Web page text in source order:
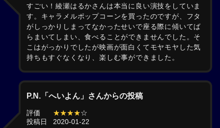
すごい！綾瀬はるかさんは本当に良い演技をしていま
す。キャラメルポップコーンを買ったのですが、フタ
がしっかりしまってなかったせいで座る際に傾いてば
らまいてしまい、食べることができませんでした。そ
こはがっかりでしたが映画が面白くてモヤモヤした気
持ちもすぐなくなり、楽しむ事ができました。
P.N.「へいよん」さんからの投稿
評価 ★★★★☆
投稿日
2020-01-22